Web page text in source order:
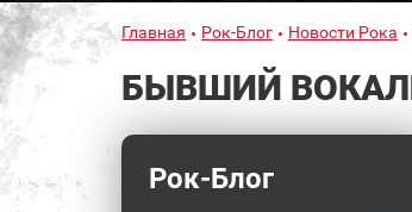
Главная Рок-Блог Новости Рока
БЫВШИЙ
Рок-Блог